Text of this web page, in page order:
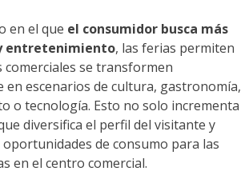
en el que el consumidor busca más
entretenimiento, las ferias permiten
comerciales se transformen
en escenarios de cultura, gastronomía,
o tecnología. Esto no solo incrementa
diversifica el perfil del visitante y
de consumo para las
en el centro comercial.